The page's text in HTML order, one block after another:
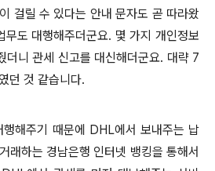
걸릴 수 있다는 안내 문자도 곧 따라왔
무도 대행해주더군요. 몇 가지 개인정보
더니 관세 신고를 대신해더군요. 대략 7
던 것 같습니다.
해주기 때문에 DHL에서 보내주는 납
래하는 경남은행 인터넷 뱅킹을 통해서